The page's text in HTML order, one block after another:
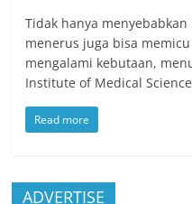
Tidak hanya
menerus juga bisa
mengalami kebutaan,
Institute of Medical
Read more
ADVERTISE